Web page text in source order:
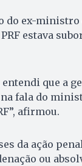
do ex-ministro
estava
que a
na fala do
afirmou.
da ação
ou